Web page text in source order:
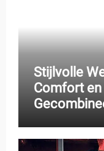
Stijlvolle
Comfort